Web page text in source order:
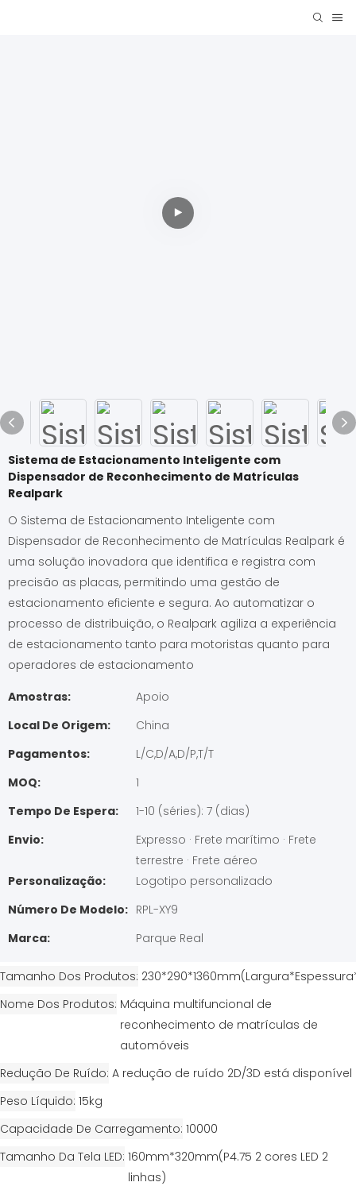
Sistema de Estacionamento Inteligente com
Dispensador de Reconhecimento de Matrículas
Realpark
O Sistema de Estacionamento Inteligente com
Dispensador de Reconhecimento de Matrículas Realpark é
uma solução inovadora que identifica e registra com
precisão as placas, permitindo uma gestão de
estacionamento eficiente e segura. Ao automatizar o
processo de distribuição, o Realpark agiliza a experiência
de estacionamento tanto para motoristas quanto para
operadores de estacionamento
Amostras:
Apoio
Local De Origem:
China
Pagamentos:
L/C,D/A,D/P,T/T
MOQ:
1
Tempo De Espera:
1-10 (séries): 7 (dias)
Envio:
Expresso · Frete marítimo · Frete
terrestre · Frete aéreo
Personalização:
Logotipo personalizado
Número De Modelo: RPL-XY9
Marca:
Parque Real
Tamanho Dos Produtos
Nome Dos Produtos Máquina multifuncional de
reconhecimento de matrículas de
automóveis
Redução De Ruído A redução de ruído 2D/3D está disponível
Peso Líquido 15kg
Capacidade De Carregamento 10000
Tamanho Da Tela LED 160mm*320mm(P4.75 2 cores LED 2
linhas)